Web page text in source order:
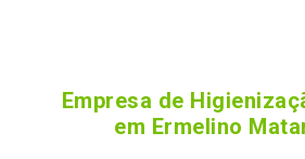
Empresa de
em Ermelino